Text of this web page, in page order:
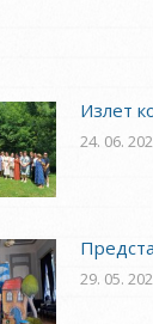
Излет
24. 06.
29. 05.